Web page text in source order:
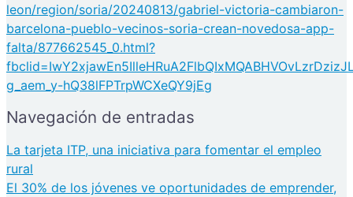
leon/region/soria/20240813/gabriel-victoria-cambiaron-
barcelona-pueblo-vecinos-soria-crean-novedosa-app-
falta/877662545_0.html?
g_aem_y-hQ38lFPTrpWCXeQY9jEg
Navegación de entradas
La tarjeta ITP, una iniciativa para fomentar el empleo
rural
El 30% de los jóvenes ve oportunidades de emprender,